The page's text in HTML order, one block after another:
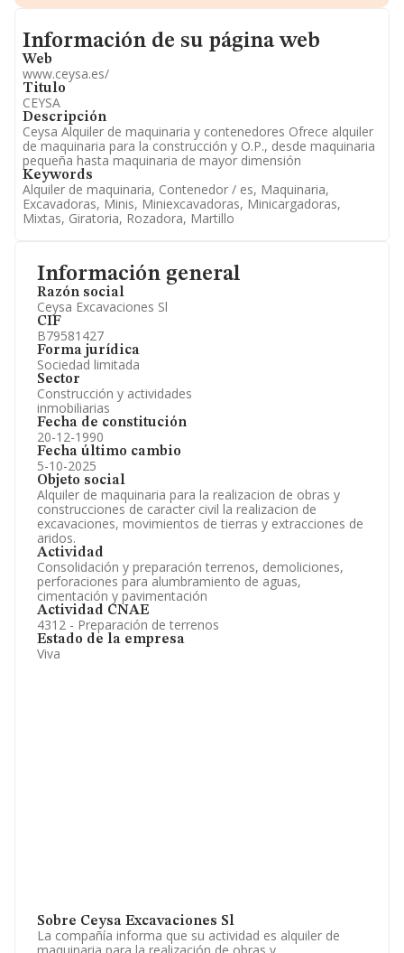
Información general
Razón social
Ceysa Excavaciones Sl
CIF
B79581427
Forma jurídica
Sociedad limitada
Sector
Construcción y actividades
inmobiliarias
Fecha de constitución
20-12-1990
Fecha último cambio
5-10-2025
Objeto social
Alquiler de maquinaria para la realizacion de obras y
construcciones de caracter civil la realizacion de
excavaciones, movimientos de tierras y extracciones de
aridos.
Actividad
Consolidación y preparación terrenos, demoliciones,
perforaciones para alumbramiento de aguas,
cimentación y pavimentación
Actividad CNAE
4312 - Preparación de terrenos
Estado de la empresa
Viva
Sobre Ceysa Excavaciones Sl
La compañía informa que su actividad es alquiler de
Información oficial y registral complementaria.
Informacion de su página web
Información de su página web
Web
www.ceysa.es/
Titulo
CEYSA
Descripción
Ceysa Alquiler de maquinaria y contenedores Ofrece alquiler
de maquinaria para la construcción y O.P., desde maquinaria
pequeña hasta maquinaria de mayor dimensión
Keywords
Alquiler de maquinaria, Contenedor / es, Maquinaria,
Excavadoras, Minis, Miniexcavadoras, Minicargadoras,
Mixtas, Giratoria, Rozadora, Martillo